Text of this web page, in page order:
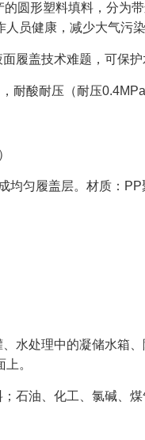
圆形塑料填料，分为
员健康，减少大气污
履盖技术难题，可保
耐酸耐压（耐压0.4MPa
均匀履盖层。材质： PP
水处理中的凝储水箱
。
石油、化工、氯碱、